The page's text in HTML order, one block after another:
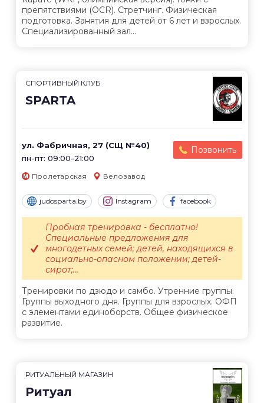
препятствиями (OCR). Стретчинг. Физическая
подготовка. Занятия для детей от 6 лет и взрослых.
Специализированный зал...
СПОРТИВНЫЙ КЛУБ
SPARTA
ул. Фабричная, 27 (СЩ №40)
пн-пт: 09:00-21:00
Позвонить
Пролетарская Велозавод
judosparta.by Instagram facebook
Тренировки по дзюдо и самбо. Утренние группы.
Группы выходного дня. Группы для взрослых. ОФП
с элементами единоборств. Общее физическое
развитие.
Пробная тренировка - бесплатно!
Специальные предложения для
многодетных семей; детей, находящихся в
социально-опасном положении; детей-
сирот;...
РИТУАЛЬНЫЙ МАГАЗИН
Ритуал